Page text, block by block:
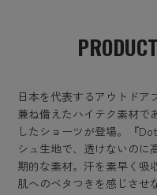
日本を代表するアウトドア
兼ね備えたハイテク素材
したショーツが登場。『
シュ生地で、透けないのに
期的な素材。汗を素早く吸
肌へのベタつきを感じさせ